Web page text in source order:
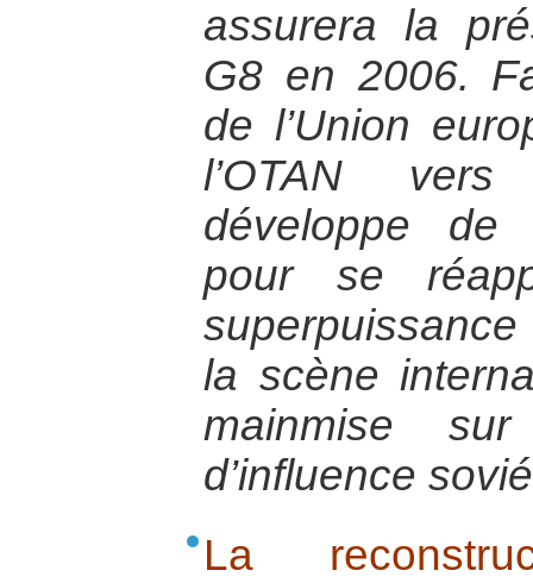
assurera la
G8 en 2006.
de l’Union
l’OTAN
développe de
pour se
la scène
mainmise sur
d’influence
La